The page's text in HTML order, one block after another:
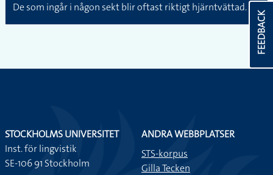
De som ingår i någon sekt blir oftast riktigt hjärntvättad.
FEEDBACK
STOCKHOLMS UNIVERSITET
Inst. för lingvistik
SE-106 91 Stockholm
ANDRA WEBBPLATSER
STS-korpus
Gilla Tecken